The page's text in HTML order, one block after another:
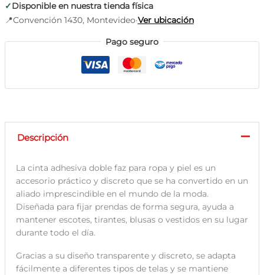
invisible
cantidad
✓Disponible en nuestra tienda física
📍Convención 1430, Montevideo·Ver ubicación
Pago seguro
Descripción
La cinta adhesiva doble faz para ropa y piel es un
accesorio práctico y discreto que se ha convertido en un
aliado imprescindible en el mundo de la moda.
Diseñada para fijar prendas de forma segura, ayuda a
mantener escotes, tirantes, blusas o vestidos en su lugar
durante todo el día.
Gracias a su diseño transparente y discreto, se adapta
fácilmente a diferentes tipos de telas y se mantiene